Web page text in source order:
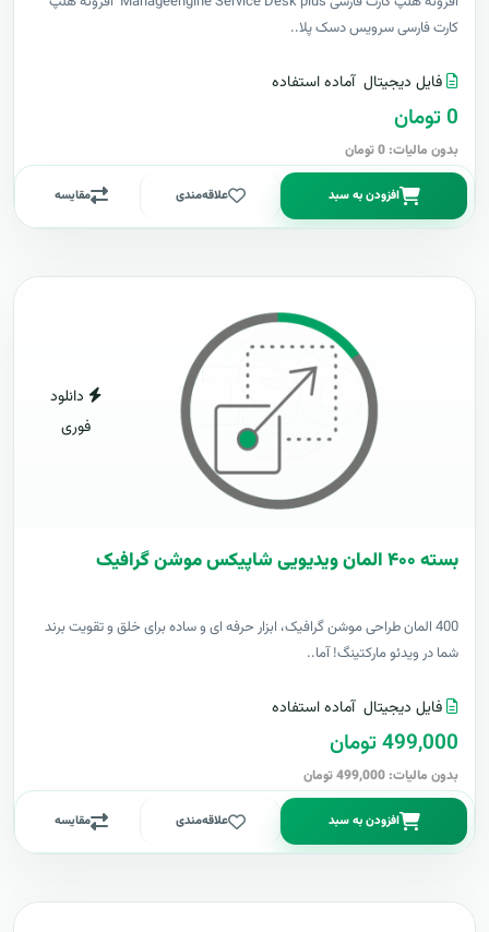
کارت فارسی سرویس دسک پلا..
فایل دیجیتال آماده استفاده
0 تومان
بدون مالیات: 0 تومان
افزودن به سبد علاقه‌مندی مقایسه
دانلود
فوری
بسته ۴۰۰ المان ویدیویی شاپیکس موشن گرافیک
400 المان طراحی موشن گرافیک، ابزار حرفه ای و ساده برای خلق و تقویت برند
شما در ویدئو مارکتینگ! آما..
فایل دیجیتال آماده استفاده
499,000 تومان
بدون مالیات: 499,000 تومان
افزودن به سبد علاقه‌مندی مقایسه